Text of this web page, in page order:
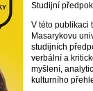
Studijní
V této publikaci
Masarykovu
studijních
verbální a
myšlení,
kulturního